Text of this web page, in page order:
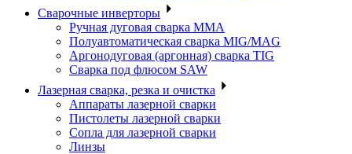
Сварочные инверторы
Ручная дуговая сварка MMA
Полуавтоматическая сварка MIG/MAG
Аргонодуговая (аргонная) сварка TIG
Сварка под флюсом SAW
Лазерная сварка, резка и очистка
Аппараты лазерной сварки
Пистолеты лазерной сварки
Сопла для лазерной сварки
Линзы